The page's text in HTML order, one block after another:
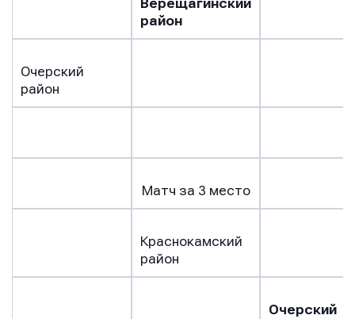
Верещагинский
район
Очерский
район
Матч за 3 место
Краснокамский
район
Очерский
условиями обработки персональных данных